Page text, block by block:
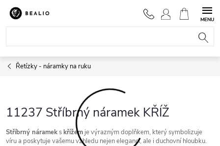
Přejít
obsah
NÁKUPNÍ
KOŠÍK
Řetízky - náramky na ruku
11237 Stříbrný náramek KŘÍŽ
Stříbrný náramekskřížem je výrazným doplňkem, který symbolizuje
víru a poskytuje vašemu vzhledu nejen eleganci, ale i duchovní hloubku.